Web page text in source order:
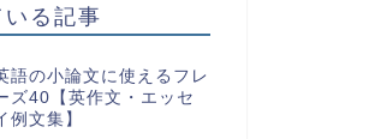
る記事
語の小論文に使えるフレ
ズ40【英作文・エッセ
例文集】